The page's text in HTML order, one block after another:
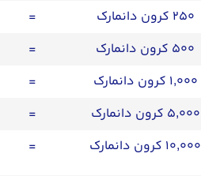
۲۵۰ کرون دانمارک
=
۵۰۰ کرون دانمارک
=
۱,۰۰۰ کرون دانمارک
=
۵,۰۰۰ کرون دانمارک
=
۱۰,۰۰۰ کرون دانمارک
=